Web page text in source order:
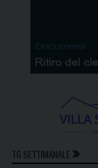
TG SETTIMANALE